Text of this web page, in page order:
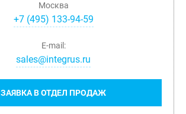
Москва
+7(495) 133-94-59
ЗАЯВКА В ОТДЕЛ ПРОДАЖ
E-mail:
sales@integrus.ru